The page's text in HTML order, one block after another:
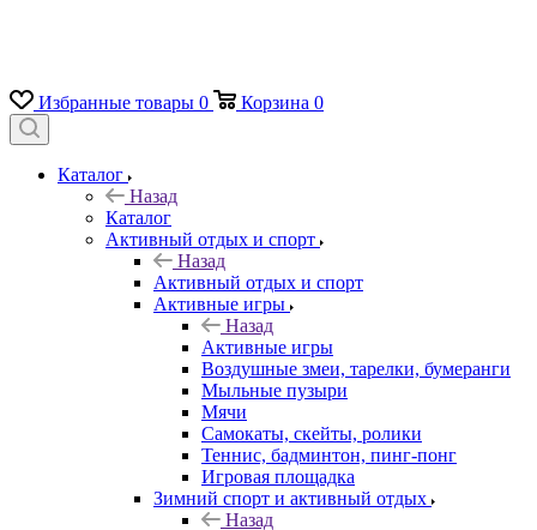
Избранные товары 0 Корзина 0
Каталог
Назад
Каталог
Активный отдых и спорт
Назад
Активный отдых и спорт
Активные игры
Назад
Активные игры
Воздушные змеи, тарелки, бумеранги
Мыльные пузыри
Мячи
Самокаты, скейты, ролики
Теннис, бадминтон, пинг-понг
Игровая площадка
Зимний спорт и активный отдых
Назад